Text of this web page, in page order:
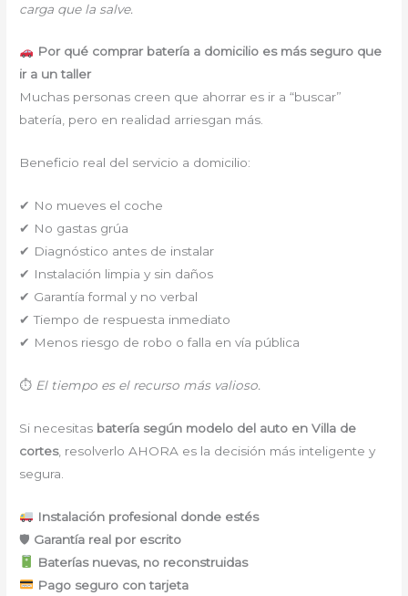
carga que la salve.
Por qué comprar batería a domicilio es más seguro que
ir a un taller
Muchas personas creen que ahorrar es ir a “buscar”
batería, pero en realidad arriesgan más.
Beneficio real del servicio a domicilio:
✔ No mueves el coche
✔ No gastas grúa
✔ Diagnóstico antes de instalar
✔ Instalación limpia y sin daños
✔ Garantía formal y no verbal
✔ Tiempo de respuesta inmediato
✔ Menos riesgo de robo o falla en vía pública
⏱ El tiempo es el recurso más valioso.
Si necesitas batería según modelo del auto en Villa de
cortes, resolverlo AHORA es la decisión más inteligente y
segura.
Instalación profesional donde estés
🛡 Garantía real por escrito
Baterías nuevas, no reconstruidas
Pago seguro con tarjeta